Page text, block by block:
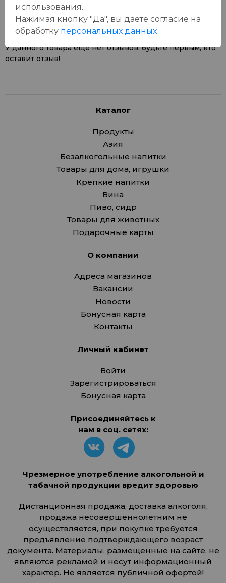
У данного товара еще нет отзывов, будьте первым, кто
оставит отзыв!
Каталог
Продукты
Азия
Безалкогольные напитки
Товары для дома, игрушки
Крепкие напитки
Вина
Пиво, сидр
Товары для животных
Подарочные карты
О компании
Адреса магазинов
Вакансии
Новости
Бонусная карта
Контакты
Личный кабинет
Войти
Зарегистрироваться
Бонусная карта
Присоединяйтесь к
нам в соц. сетях:
Чрезмерное употребление алкогольной и
табачной продукции вредит здоровью
Дистанционная продажа, доставка алкоголя,
продажа несовершеннолетним не
осуществляется, при покупке требуется
предъявление подтверждающего возраст
документа. Материалы, размещенные на сайте, не
являются рекламой и несут информационный
характер. Не является публичной офертой!
использования.
Нажимая кнопку "Да", вы даёте cогласие на
обработку персональных данных